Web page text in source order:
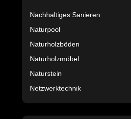
Nachhaltiges Sanieren
Naturpool
Naturholzböden
Naturholzmöbel
Naturstein
Netzwerktechnik